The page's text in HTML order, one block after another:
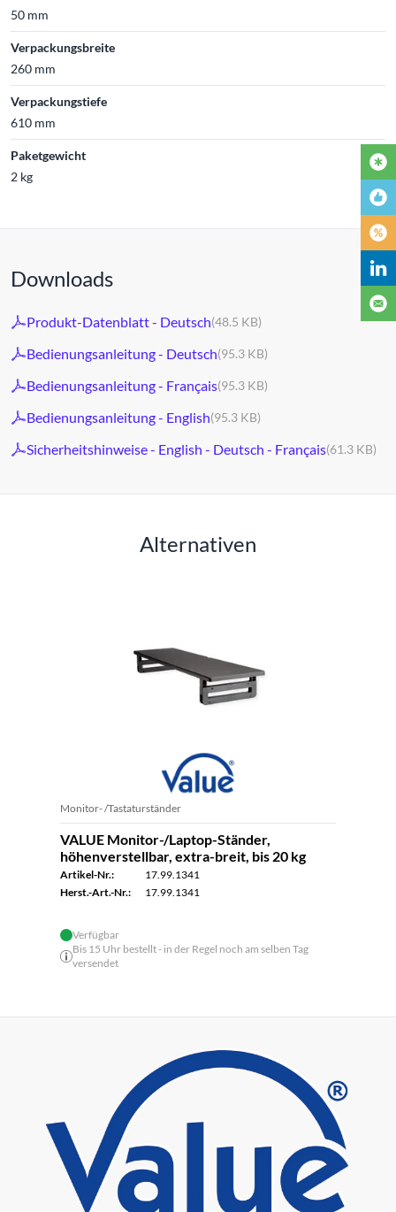
50 mm
Verpackungsbreite
260 mm
Verpackungstiefe
610 mm
Paketgewicht
2 kg
Downloads
Produkt-Datenblatt - Deutsch(48.5 KB)
Bedienungsanleitung - Deutsch(95.3 KB)
Bedienungsanleitung - Français(95.3 KB)
Bedienungsanleitung - English(95.3 KB)
Sicherheitshinweise - English - Deutsch - Français(61.3 KB)
Alternativen
Monitor- /Tastaturständer
VALUE Monitor-/Laptop-Ständer,
höhenverstellbar, extra-breit, bis 20 kg
Artikel-Nr.:
17.99.1341
Herst.-Art.-Nr.:
17.99.1341
Verfügbar
Bis 15 Uhr bestellt - in der Regel noch am selben Tag
versendet